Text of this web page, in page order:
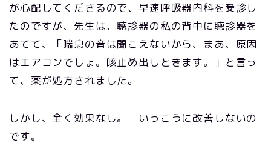
が心配してくださるので、早速呼吸器内科を受診し
たのですが、先生は、聴診器の私の背中に聴診器を
あてて、「喘息の音は聞こえないから、まあ、原因
はエアコンでしょ。咳止め出しときます。」と言っ
て、薬が処方されました。
しかし、全く効果なし。 いっこうに改善しないの
です。